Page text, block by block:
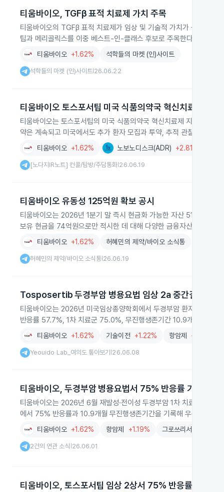
티움바이오, TGFβ 표적 치료제 가치 주목
티움바이오의 TGFβ 표적 치료제가 임상 및 기술적 가치가 곧 입증
팁과 메리골릭스를 이중 베스트-인-클래스 후보로 주목한다고 밝혔습
티움바이오 +1.62% 석학들의 마켓 (인)사이트
석학들의 마켓 (인)사이트 26.06.22
티움바이오 토스포서팁 미국 식품의약국 혁신치료제 지정
티움바이오는 토스포서팁의 미국 식품의약국 혁신치료제 지정 신청
약은 계속되고 미국에서도 추가 환자 모집과 투약, 추적 관찰이 이어집
티움바이오 +1.62% 노보노디스크(ADR) +2.81%
[노다지IR노트] 컨콜/탐방/주담통화 26.06.19
티움바이오 유동성 125억원 확보 공시
티움바이오는 2026년 1분기 말 즉시 현금화 가능한 자산 51억원과
보유 현금을 74억원으로만 적시한 데 대해 다양한 금융자산을 포함
티움바이오 +1.62% 허혜민의 제약/바이오 소식통
허혜민의 제약/바이오 소식통 26.06.19
Tosposertib 두경부암 병용요법 임상 2a 중간결과
티움바이오는 2026년 미국임상종양학회에서 두경부암 환자 대상
반응률 57.7%, 1차 치료군 75.0%, 무진행생존기간 10.9개월로 보
티움바이오 +1.62% 기술이전 +1.22% 항암제 +1.19%
Yeouido Lab_여의도 톺아보기 26.06.08
티움바이오, 두경부암 병용요법서 75% 반응률 기록
티움바이오는 2026년 6월 재발성·전이성 두경부암 1차 치료 환자
에서 75% 반응률과 10.9개월 무진행생존기간을 기록해 우수한 효과
티움바이오 +1.62% 항암제 +1.19% 그로쓰리서치
2건의 연관 소식 26.06.01
티움바이오, 토스포서팁 임상 2상서 75% 반응률 기록